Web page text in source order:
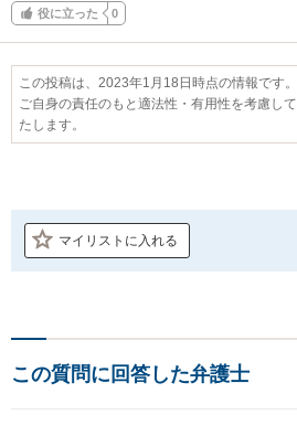
役に立った 0
この投稿は、2023年1月18日時点の情報です。
ご自身の責任のもと適法性・有用性を考慮し
たします。
マイリストに入れる
この質問に回答した弁護士